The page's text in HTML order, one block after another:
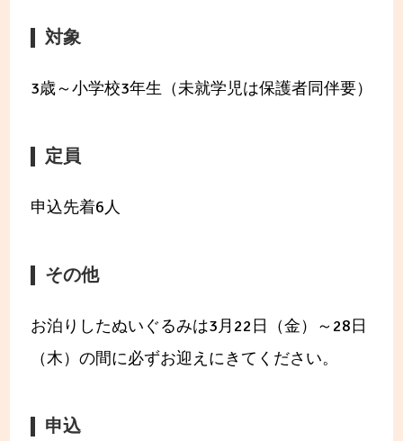
対象
3歳～小学校3年生（未就学児は保護者同伴要）
定員
申込先着6人
その他
お泊りしたぬいぐるみは3月22日（金）～28日
（木）の間に必ずお迎えにきてください。
申込